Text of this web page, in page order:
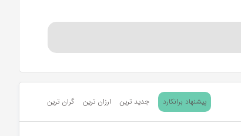
پیشنهاد برانکارد جدید ترین ارزان ترین گران ترین